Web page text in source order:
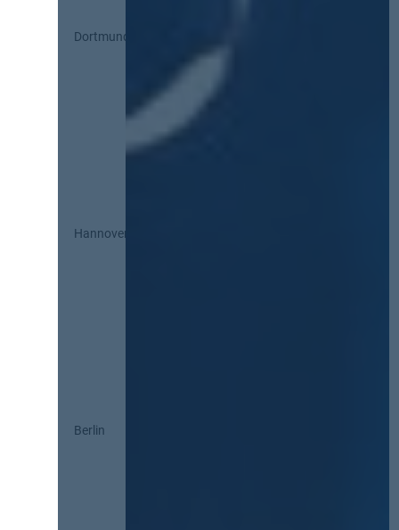
Dortmund
Hannover
Berlin